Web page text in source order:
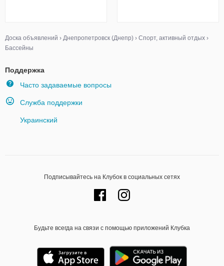
Доска объявлений › Днепропетровск (Днепр) › Спорт, активный отдых ›
Бассейны
Поддержка
Часто задаваемые вопросы
Служба поддержки
Украинский
Подписывайтесь на Клубок в социальных сетях
Будьте всегда на связи с помощью приложений Клубка